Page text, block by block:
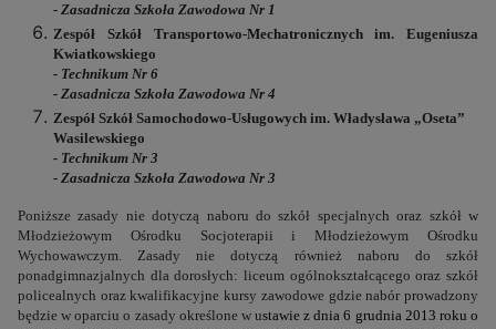
- Zasadnicza Szkoła Zawodowa Nr 1
Zespół Szkół Transportowo-Mechatronicznych im. Eugeniusza
Kwiatkowskiego
- Technikum Nr 6
- Zasadnicza Szkoła Zawodowa Nr 4
Zespół Szkół Samochodowo-Usługowych im. Władysława „Oseta”
Wasilewskiego
- Technikum Nr 3
- Zasadnicza Szkoła Zawodowa Nr 3
Poniższe zasady nie dotyczą naboru do szkół specjalnych oraz szkół w
Młodzieżowym Ośrodku Socjoterapii i Młodzieżowym Ośrodku
Wychowawczym.Zasady nie dotyczą również naboru do szkół
ponadgimnazjalnych dla dorosłych: liceum ogólnokształcącego oraz szkół
policealnych oraz kwalifikacyjne kursy zawodowe gdzie nabór prowadzony
będzie w oparciu o zasady określone w ustawie z dnia 6 grudnia 2013 roku o